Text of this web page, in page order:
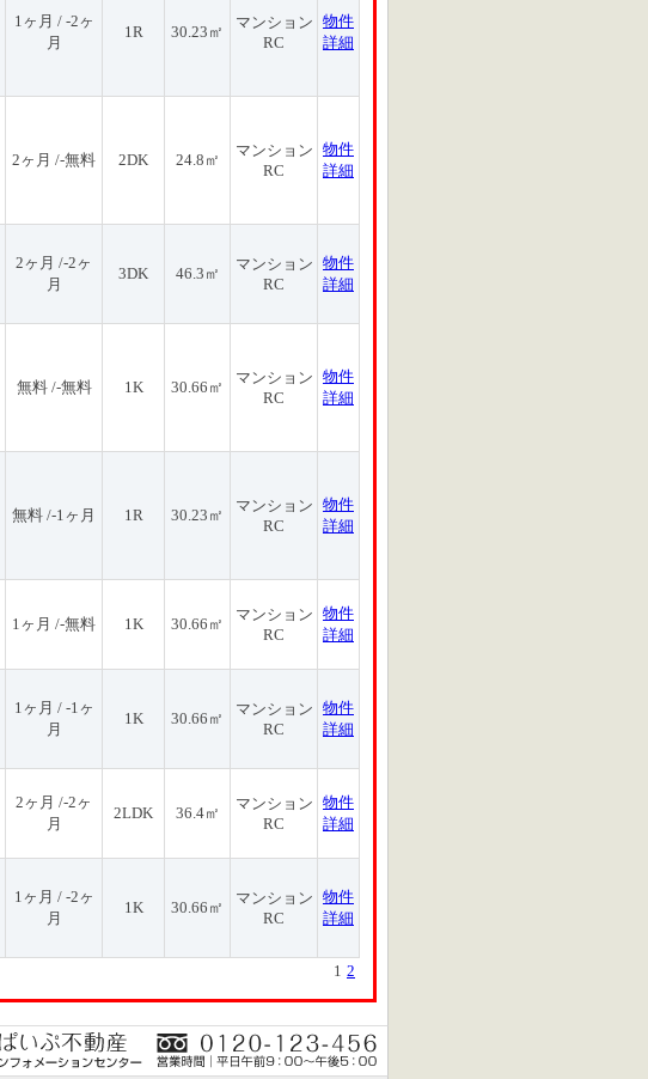
1ヶ月 / -2ヶ
月
1R 30.23㎡
マンション
RC
物件
詳細
2ヶ月 /-無料 2DK 24.8㎡
マンション
RC
物件
詳細
2ヶ月 /-2ヶ
月
3DK 46.3㎡
マンション
RC
物件
詳細
無料 /-無料 1K 30.66㎡
マンション
RC
物件
詳細
無料 /-1ヶ月 1R 30.23㎡
マンション
RC
物件
詳細
1ヶ月 /-無料 1K 30.66㎡
マンション
RC
物件
詳細
1ヶ月 / -1ヶ
月
1K 30.66㎡
マンション
RC
物件
詳細
2ヶ月 /-2ヶ
月
2LDK 36.4㎡
マンション
RC
物件
詳細
1ヶ月 / -2ヶ
月
1K 30.66㎡
マンション
RC
物件
詳細
1 2